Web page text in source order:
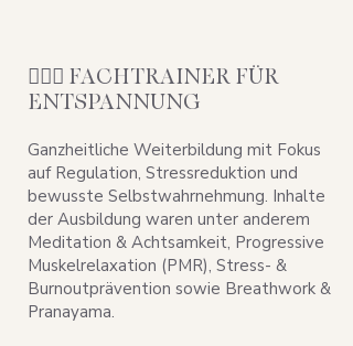
🧘🏻‍♀️ FACHTRAINER FÜR
ENTSPANNUNG
Ganzheitliche Weiterbildung mit Fokus
auf Regulation, Stressreduktion und
bewusste Selbstwahrnehmung. Inhalte
der Ausbildung waren unter anderem
Meditation & Achtsamkeit, Progressive
Muskelrelaxation (PMR), Stress- &
Burnoutprävention sowie Breathwork &
Pranayama.